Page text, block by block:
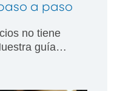
a paso
no tiene
guía